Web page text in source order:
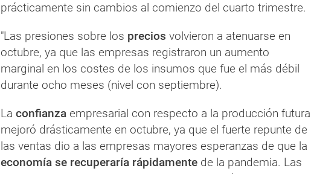
prácticamente sin cambios al comienzo del cuarto trimestre.
"Las presiones sobre los precios volvieron a atenuarse en
octubre, ya que las empresas registraron un aumento
marginal en los costes de los insumos que fue el más débil
durante ocho meses (nivel con septiembre).
La confianza empresarial con respecto a la producción futura
mejoró drásticamente en octubre, ya que el fuerte repunte de
las ventas dio a las empresas mayores esperanzas de que la
economía se recuperaría rápidamente de la pandemia. Las